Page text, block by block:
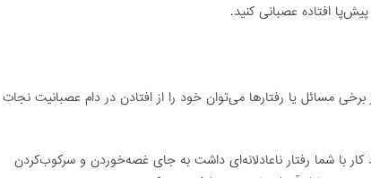
افتاده عصبانی کنید.
مسائل یا رفتارها می‌توان خود را از افتادن در دام عصبانیت نجات
با شما رفتار ناعادلانه‌ای داشت به جای غصه‌خوردن و سرکوب‌کردن